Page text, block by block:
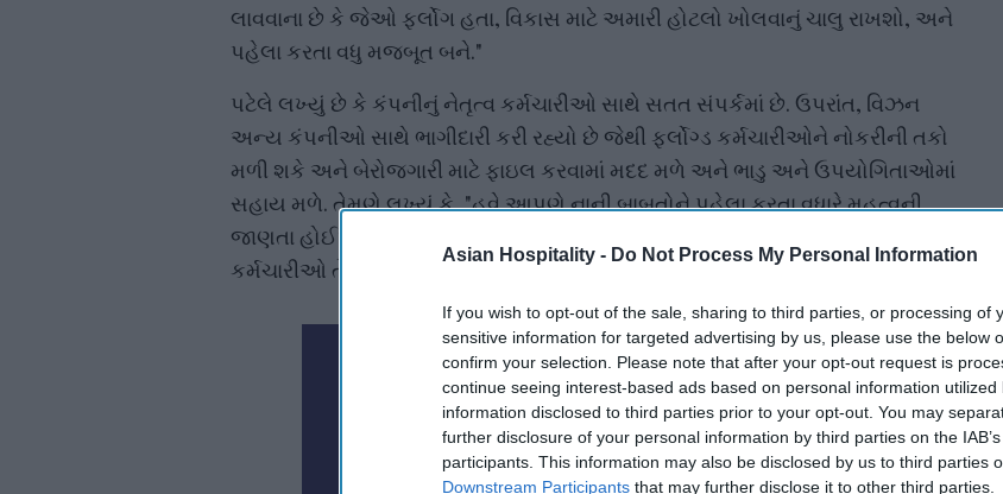
Asian Hospitality - Do Not Process My Personal Information
If you wish to opt-out of the sale, sharing to third parties, or processing of
sensitive information for targeted advertising by us, please use the below
confirm your selection. Please note that after your opt-out request is
continue seeing interest-based ads based on personal information
information disclosed to third parties prior to your opt-out. You may
further disclosure of your personal information by third parties on the
participants. This information may also be disclosed by us to third parties
Downstream Participants that may further disclose it to other third parties.
લાવવાના છે કે જેઓ ફર્લોગ હતા, વિકાસ માટે અમારી હોટલો ખોલવાનું ચાલુ રાખશો, અને
પહેલા કરતા વધુ મજબૂત બને."
પટેલે લખ્યું છે કે કંપનીનું નેતૃત્વ કર્મચારીઓ સાથે સતત સંપર્કમાં છે. ઉપરાંત, વિઝન
અન્ય કંપનીઓ સાથે ભાગીદારી કરી રહ્યો છે જેથી ફર્લોગ્ડ કર્મચારીઓને નોકરીની તકો
મળી શકે અને બેરોજગારી માટે ફાઇલ કરવામાં મદદ મળે અને ભાડુ અને ઉપયોગિતાઓમાં
સહાય મળે. તેમણે લખ્યું કે, "હવે આપણે નાની બાબતોને પહેલા કરતા વધારે મહત્વની
જાણતા હોઈએ છીએ, અને આપણે એ હકીકતની ભૂલ ગુમાવી નથી કે આપણા ઘણા
કર્મચારીઓ તે નાના કામો કરી રહ્યા છે જે મોટી અસર કરે છે."
Newsletter
Subscribe To Our Weekly Newsletter